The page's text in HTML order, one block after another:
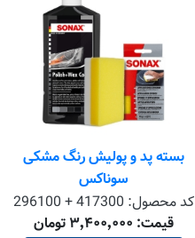
بسته پد و پولیش رنگ مشکی
سوناکس
کد محصول: 296100 + 417300
قیمت: ۳٬۴۰۰٬۰۰۰ تومان